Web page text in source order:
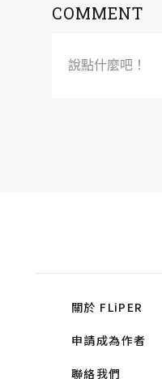
COMMENT
說點什麼吧！
關於 FLiPER
申請成為作者
聯絡我們